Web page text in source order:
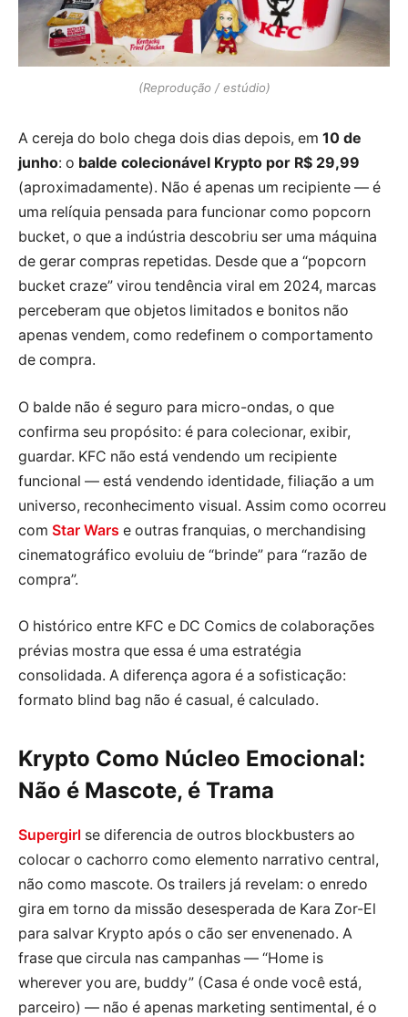
(Reprodução / estúdio)
A cereja do bolo chega dois dias depois, em 10 de
junho: o balde colecionável Krypto por R$ 29,99
(aproximadamente). Não é apenas um recipiente — é
uma relíquia pensada para funcionar como popcorn
bucket, o que a indústria descobriu ser uma máquina
de gerar compras repetidas. Desde que a “popcorn
bucket craze” virou tendência viral em 2024, marcas
perceberam que objetos limitados e bonitos não
apenas vendem, como redefinem o comportamento
de compra.
O balde não é seguro para micro-ondas, o que
confirma seu propósito: é para colecionar, exibir,
guardar. KFC não está vendendo um recipiente
funcional — está vendendo identidade, filiação a um
universo, reconhecimento visual. Assim como ocorreu
com Star Wars e outras franquias, o merchandising
cinematográfico evoluiu de “brinde” para “razão de
compra”.
O histórico entre KFC e DC Comics de colaborações
prévias mostra que essa é uma estratégia
consolidada. A diferença agora é a sofisticação:
formato blind bag não é casual, é calculado.
Krypto Como Núcleo Emocional:
Não é Mascote, é Trama
Supergirl se diferencia de outros blockbusters ao
colocar o cachorro como elemento narrativo central,
não como mascote. Os trailers já revelam: o enredo
gira em torno da missão desesperada de Kara Zor-El
para salvar Krypto após o cão ser envenenado. A
frase que circula nas campanhas — “Home is
wherever you are, buddy” (Casa é onde você está,
parceiro) — não é apenas marketing sentimental, é o